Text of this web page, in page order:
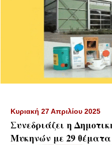
Κυριακή 27 Απριλίου 2025
Συνεδριάζει η
Μυκηνών με 29 θέματα